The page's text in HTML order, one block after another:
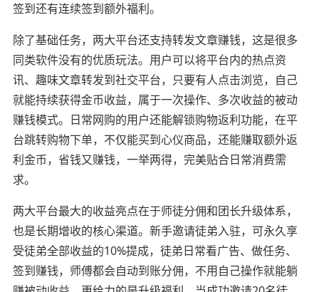
签到还有连续签到额外福利。
除了基础任务，两大平台还支持转发文章赚钱，这是很多
同类软件没有的优质玩法。用户可以将平台内的热点资
讯、趣味文章转发到社交平台，只要有人点击浏览，自己
就能持续获得金币收益，属于一次操作、多次收益的被动
赚钱模式。日常网购的用户还能解锁购物返利功能，在平
台跳转购物下单，不仅能买到心仪商品，还能赚取额外返
利金币，省钱又赚钱，一举两得，完美贴合日常消费需
求。
两大平台最大的收益亮点在于师徒分佣和团长升级体系，
也是长期增收的核心渠道。新手邀请徒弟入驻，可永久享
受徒弟全部收益的10%提成，徒弟日常看广告、做任务、
签到赚钱，师傅都会自动到账分佣，不用自己操作就能躺